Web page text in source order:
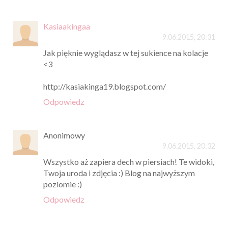
Kasiaakingaa
9.06.2015, 20:31
Jak pięknie wyglądasz w tej sukience na kolacje
<3
http://kasiakinga19.blogspot.com/
Odpowiedz
Anonimowy
9.06.2015, 20:32
Wszystko aż zapiera dech w piersiach! Te widoki,
Twoja uroda i zdjęcia :) Blog na najwyższym
poziomie :)
Odpowiedz